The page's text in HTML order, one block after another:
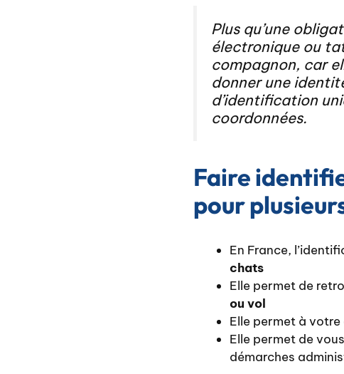
Plus qu’une
électronique ou
compagnon, car
donner une
d’identification
coordonnées.
Faire
pour
En France,
chats
Elle permet de
ou vol
Elle permet à votre
Elle permet de
démarches